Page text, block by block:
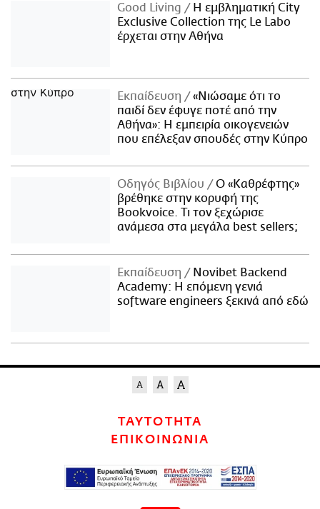
Good Living
Η εμβληματική City
Exclusive Collection της Le Labo
έρχεται στην Αθήνα
Εκπαίδευση
«Νιώσαμε ότι το
παιδί δεν έφυγε ποτέ από την
Αθήνα»: Η εμπειρία οικογενειών
που επέλεξαν σπουδές στην Κύπρο
Οδηγός Βιβλίου
Ο «Καθρέφτης»
βρέθηκε στην κορυφή της
Bookvoice. Τι τον ξεχώρισε
ανάμεσα στα μεγάλα best sellers;
Εκπαίδευση
Novibet Backend
Academy: Η επόμενη γενιά
software engineers ξεκινά από εδώ
ΤΑΥΤΟΤΗΤΑ
ΕΠΙΚΟΙΝΩΝΙΑ